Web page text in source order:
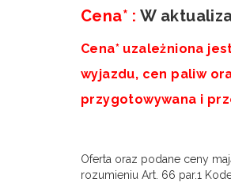
Cena* :W
Cena* uzależniona
wyjazdu, cen paliw
przygotowywana i
Oferta oraz podane ceny
rozumieniu Art. 66 par.1